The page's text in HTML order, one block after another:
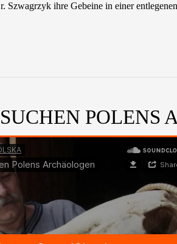
Szwagrzyk ihre Gebeine in einer
POLENS